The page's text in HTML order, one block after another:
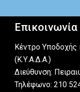
Επικοινωνία
Κέντρο Υποδοχής
(Κ.Υ.Α.Δ.Α.)
Διεύθυνση:
Τηλέφωνο: 210